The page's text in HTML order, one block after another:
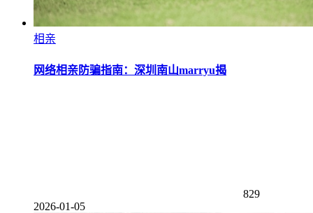
相亲
网络相亲防骗指南：深圳南山marryu揭
829
2026-01-05